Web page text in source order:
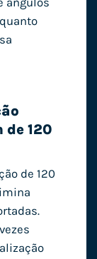
ângulos
de 120
de 120